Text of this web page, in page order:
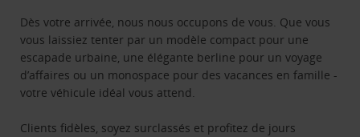
Dès votre arrivée, nous nous occupons de vous. Que vous
vous laissiez tenter par un modèle compact pour une
escapade urbaine, une élégante berline pour un voyage
d’affaires ou un monospace pour des vacances en famille -
votre véhicule idéal vous attend.
Clients fidèles, soyez surclassés et profitez de jours